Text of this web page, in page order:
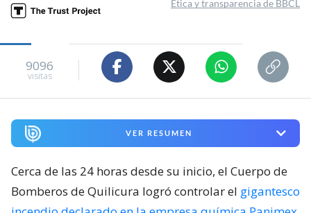
Ética y transparencia de BBCL
9096
visitas
VER RESUMEN
Cerca de las 24 horas desde su inicio, el Cuerpo de
Bomberos de Quilicura logró controlar el gigantesco